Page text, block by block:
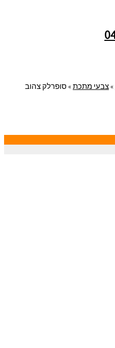
»צבעי מתכת» סופרלק צהוב